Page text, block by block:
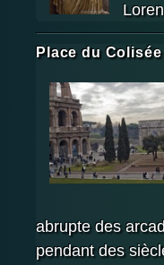
Place du Colisée
abrupte des
pendant des